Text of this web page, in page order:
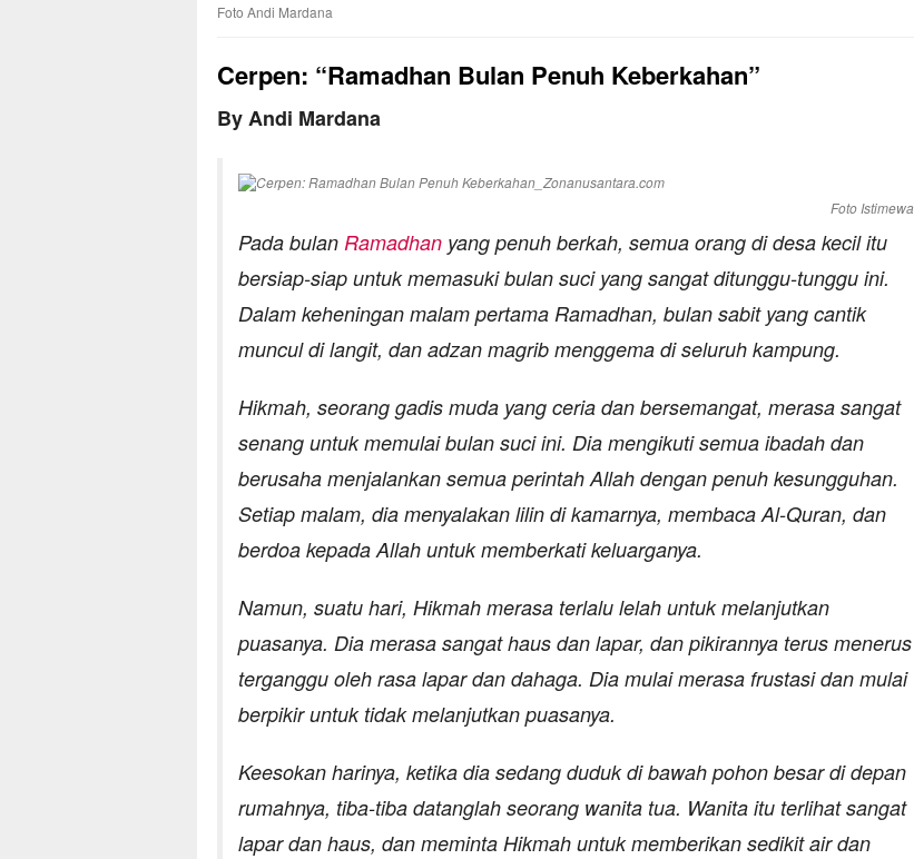
Foto Andi Mardana
Cerpen: “Ramadhan Bulan Penuh Keberkahan”
By Andi Mardana
Foto Istimewa
Pada bulan Ramadhan yang penuh berkah, semua orang di desa kecil itu
bersiap-siap untuk memasuki bulan suci yang sangat ditunggu-tunggu ini.
Dalam keheningan malam pertama Ramadhan, bulan sabit yang cantik
muncul di langit, dan adzan magrib menggema di seluruh kampung.
Hikmah, seorang gadis muda yang ceria dan bersemangat, merasa sangat
senang untuk memulai bulan suci ini. Dia mengikuti semua ibadah dan
berusaha menjalankan semua perintah Allah dengan penuh kesungguhan.
Setiap malam, dia menyalakan lilin di kamarnya, membaca Al-Quran, dan
berdoa kepada Allah untuk memberkati keluarganya.
Namun, suatu hari, Hikmah merasa terlalu lelah untuk melanjutkan
puasanya. Dia merasa sangat haus dan lapar, dan pikirannya terus menerus
terganggu oleh rasa lapar dan dahaga. Dia mulai merasa frustasi dan mulai
berpikir untuk tidak melanjutkan puasanya.
Keesokan harinya, ketika dia sedang duduk di bawah pohon besar di depan
rumahnya, tiba-tiba datanglah seorang wanita tua. Wanita itu terlihat sangat
lapar dan haus, dan meminta Hikmah untuk memberikan sedikit air dan